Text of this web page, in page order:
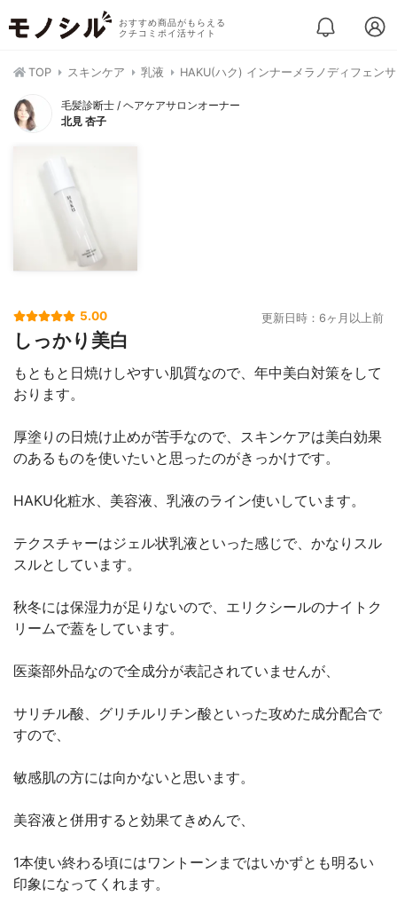
おすすめ商品がもらえる
クチコミポイ活サイト
TOP スキンケア 乳液 HAKU(ハク) インナーメラノディフェン
毛髪診断士 / ヘアケアサロンオーナー
北見 杏子
5.00 更新日時：6ヶ月以上前
しっかり美白
もともと日焼けしやすい肌質なので、年中美白対策をして
おります。
厚塗りの日焼け止めが苦手なので、スキンケアは美白効果
のあるものを使いたいと思ったのがきっかけです。
HAKU化粧水、美容液、乳液のライン使いしています。
テクスチャーはジェル状乳液といった感じで、かなりスル
スルとしています。
秋冬には保湿力が足りないので、エリクシールのナイトク
リームで蓋をしています。
医薬部外品なので全成分が表記されていませんが、
サリチル酸、グリチルリチン酸といった攻めた成分配合で
すので、
敏感肌の方には向かないと思います。
美容液と併用すると効果てきめんで、
1本使い終わる頃にはワントーンまではいかずとも明るい
印象になってくれます。